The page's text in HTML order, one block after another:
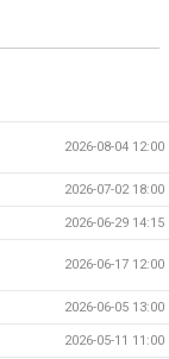
2026-08-04 12:00
2026-07-02 18:00
2026-06-29 14:15
2026-06-17 12:00
2026-06-05 13:00
2026-05-11 11:00